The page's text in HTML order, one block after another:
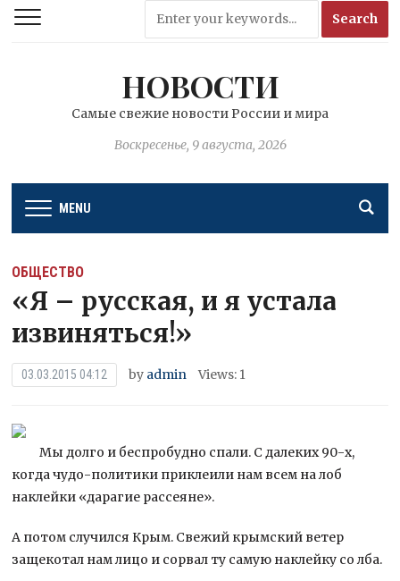
НОВОСТИ
Самые свежие новости России и мира
Воскресенье, 9 августа, 2026
MENU
ОБЩЕСТВО
«Я – русская, и я устала
извиняться!»
03.03.2015 04:12 by admin Views: 1
Мы долго и беспробудно спали. С далеких 90-х,
когда чудо-политики приклеили нам всем на лоб
наклейки «дарагие рассеяне».
А потом случился Крым. Свежий крымский ветер
защекотал нам лицо и сорвал ту самую наклейку со лба.